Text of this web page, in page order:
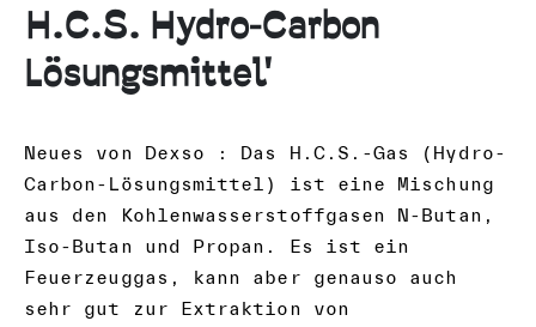
H.C.S. Hydro-Carbon
Lösungsmittel'
Neues von Dexso : Das H.C.S.-Gas (Hydro-
Carbon-Lösungsmittel) ist eine Mischung
aus den Kohlenwasserstoffgasen N-Butan,
Iso-Butan und Propan. Es ist ein
Feuerzeuggas, kann aber genauso auch
sehr gut zur Extraktion von